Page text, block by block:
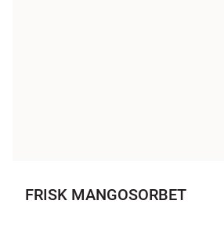
FRISK MANGOSORBET